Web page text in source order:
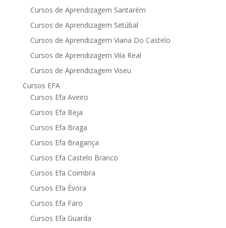
Cursos de Aprendizagem Santarém
Cursos de Aprendizagem Setúbal
Cursos de Aprendizagem Viana Do Castelo
Cursos de Aprendizagem Vila Real
Cursos de Aprendizagem Viseu
Cursos EFA
Cursos Efa Aveiro
Cursos Efa Beja
Cursos Efa Braga
Cursos Efa Bragança
Cursos Efa Castelo Branco
Cursos Efa Coimbra
Cursos Efa Évora
Cursos Efa Faro
Cursos Efa Guarda